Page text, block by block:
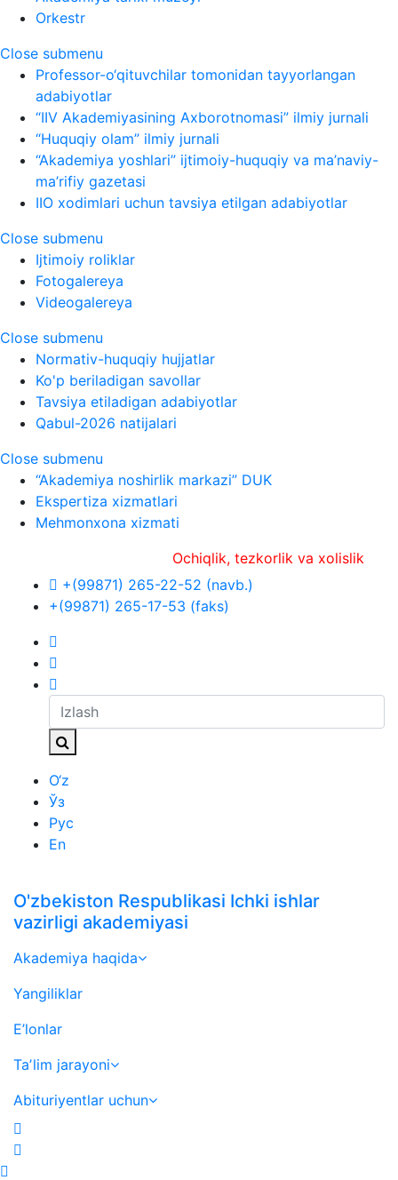
Orkestr
Close submenu
Professor-o‘qituvchilar tomonidan tayyorlangan
adabiyotlar
“IIV Akademiyasining Axborotnomasi” ilmiy jurnali
“Huquqiy olam” ilmiy jurnali
“Akademiya yoshlari” ijtimoiy-huquqiy va ma’naviy-
ma’rifiy gazetasi
IIO xodimlari uchun tavsiya etilgan adabiyotlar
Close submenu
Ijtimoiy roliklar
Fotogalereya
Videogalereya
Close submenu
Normativ-huquqiy hujjatlar
Ko'p beriladigan savollar
Tavsiya etiladigan adabiyotlar
Qabul-2026 natijalari
Close submenu
“Akademiya noshirlik markazi” DUK
Ekspertiza xizmatlari
Mehmonxona xizmati
Ochiqlik, tezkorlik va xolislik
+(99871) 265-22-52 (navb.)
+(99871) 265-17-53 (faks)
O‘z
Ўз
Рус
En
O'zbekiston Respublikasi Ichki ishlar
vazirligi akademiyasi
Akademiya haqida
Yangiliklar
E’lonlar
Taʼlim jarayoni
Abituriyentlar uchun